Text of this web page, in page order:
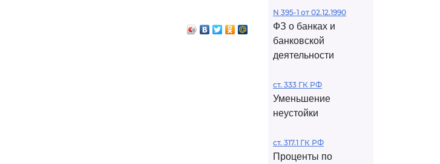
N 395-1 от 02.12.1990
ФЗ о банках и
банковской
деятельности
ст. 333 ГК РФ
Уменьшение
неустойки
ст. 317.1 ГК РФ
Проценты по